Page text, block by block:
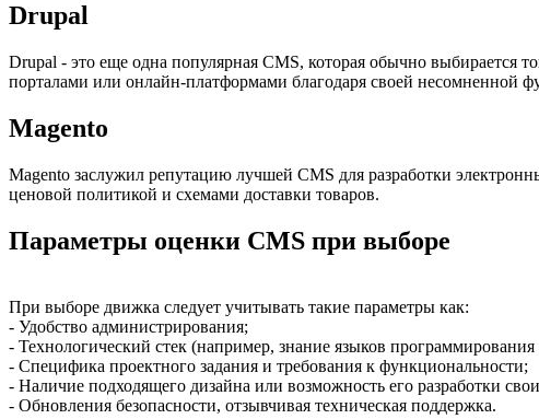
Drupal
Drupal - это еще одна популярная CMS, которая обычно выбирается
порталами или онлайн-платформами благодаря своей несомненной
Magento
Magento заслужил репутацию лучшей CMS для разработки
ценовой политикой и схемами доставки товаров.
Параметры оценки CMS при выборе
При выборе движка следует учитывать такие параметры как:
- Удобство администрирования;
- Технологический стек (например, знание языков
- Специфика проектного задания и требования к функциональности;
- Наличие подходящего дизайна или возможность его разработки
- Обновления безопасности, отзывчивая техническая поддержка.